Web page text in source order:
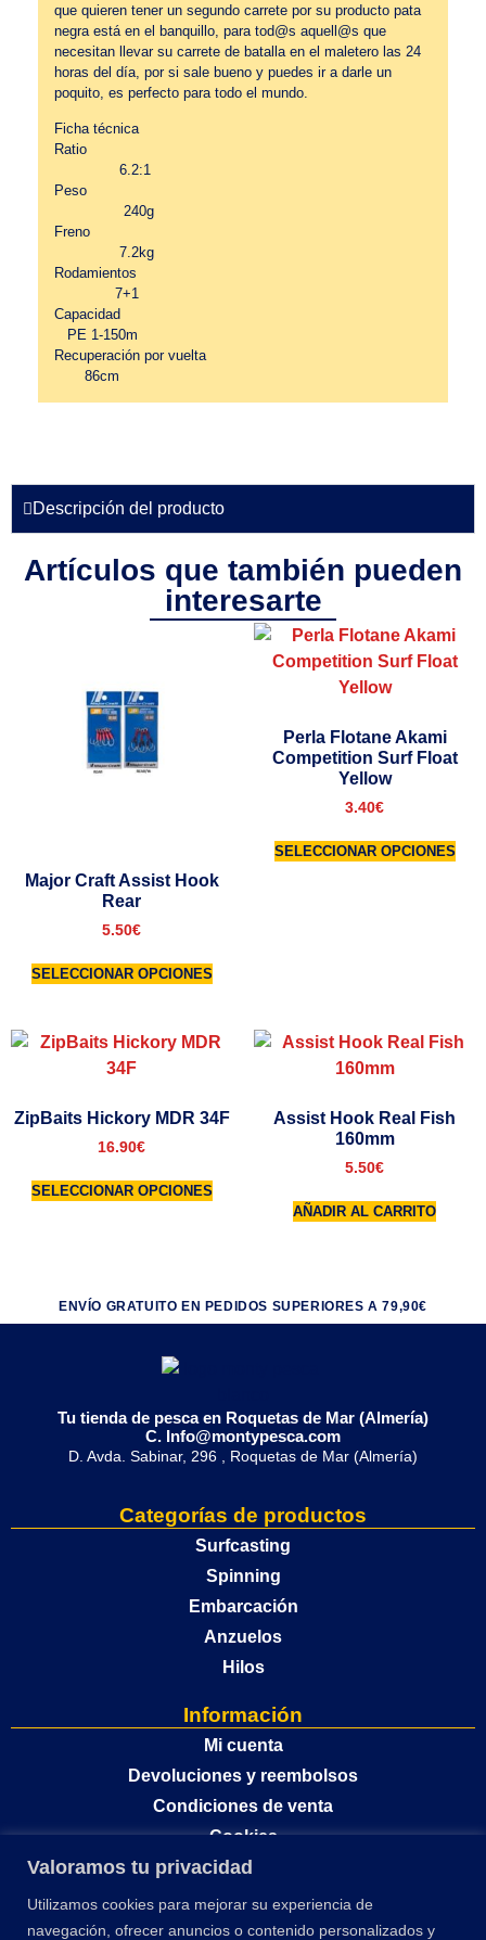
Valoramos tu privacidad
Utilizamos cookies para mejorar su experiencia de
navegación, ofrecer anuncios o contenido personalizados y
que quieren tener un segundo carrete por su producto pata
negra está en el banquillo, para tod@s aquell@s que
necesitan llevar su carrete de batalla en el maletero las 24
horas del día, por si sale bueno y puedes ir a darle un
poquito, es perfecto para todo el mundo.
Ficha técnica
Ratio
6.2:1
Peso
240g
Freno
7.2kg
Rodamientos
7+1
Capacidad
PE 1-150m
Recuperación por vuelta
86cm
Descripción del producto
Artículos que también pueden
interesarte
Major Craft Assist Hook
Rear
5.50€
SELECCIONAR OPCIONES
Perla Flotane Akami
Competition Surf Float
Yellow
3.40€
SELECCIONAR OPCIONES
ZipBaits Hickory MDR 34F
16.90€
SELECCIONAR OPCIONES
Assist Hook Real Fish
160mm
5.50€
AÑADIR AL CARRITO
ENVÍO GRATUITO EN PEDIDOS SUPERIORES A 79,90€
Tu tienda de pesca en Roquetas de Mar (Almería)
C. Info@montypesca.com
D. Avda. Sabinar, 296 , Roquetas de Mar (Almería)
Categorías de productos
Surfcasting
Spinning
Embarcación
Anzuelos
Hilos
Información
Mi cuenta
Devoluciones y reembolsos
Condiciones de venta
Cookies
Política de privacidad